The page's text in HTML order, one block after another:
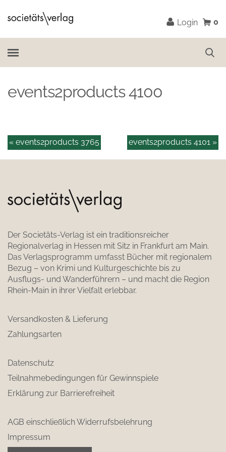
Login 0
events2products 4100
events2products 4101 »
« events2products 3765
Der Societäts-Verlag ist ein traditionsreicher
Regionalverlag in Hessen mit Sitz in Frankfurt am Main.
Das Verlagsprogramm umfasst Bücher mit regionalem
Bezug – von Krimi und Kulturgeschichte bis zu
Ausflugs- und Wanderführern – und macht die Region
Rhein-Main in ihrer Vielfalt erlebbar.
Versandkosten & Lieferung
Zahlungsarten
Datenschutz
Teilnahmebedingungen für Gewinnspiele
Erklärung zur Barrierefreiheit
AGB einschließlich Widerrufsbelehrung
Impressum